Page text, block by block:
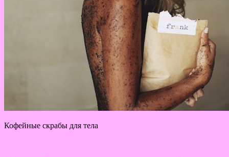
Кофейные скрабы для тела